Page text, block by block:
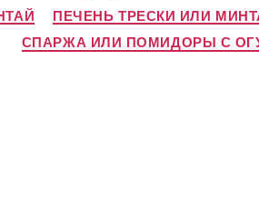
ПЕЧЕНЬ ТРЕСКИ ИЛИ
СПАРЖА ИЛИ ПОМИДОРЫ С